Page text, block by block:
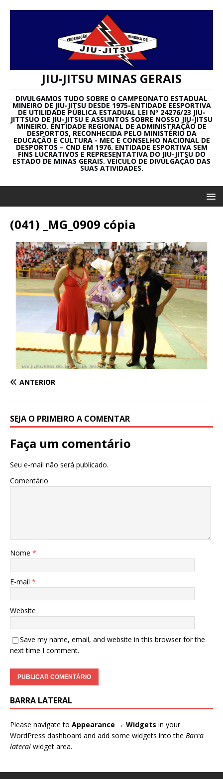
JIU-JITSU MINAS GERAIS
DIVULGAMOS TUDO SOBRE O CAMPEONATO ESTADUAL
MINEIRO DE JIU-JITSU DESDE 1975-ENTIDADE EESPORTIVA
DE UTILIDADE PÚBLICA ESTADUAL LEI Nº 24276/23 JIU-
JITTSUO DE JIU-JITSU E ASSUNTOS SOBRE NOSSO JIU-JITSU
MINEIRO. ENTIDADE REGIONAL DE ADMINISTRAÇÃO DE
DESPORTOS, RECONHECIDA PELO MINISTÉRIO DA
EDUCAÇÃO E CULTURA - MEC E CONSELHO NACIONAL DE
DESPORTOS – CND EM 1976. ENTIDADE ESPORTIVA SEM
FINS LUCRATIVOS E REPRESENTATIVA DO JIU-JITSU DO
ESTADO DE MINAS GERAIS. VEÍCULO DE DIVULGAÇÃO DAS
SUAS ATIVIDADES.
(041) _MG_0909 cópia
ANTERIOR
SEJA O PRIMEIRO A COMENTAR
Faça um comentário
Seu e-mail não será publicado.
Comentário
Nome *
E-mail *
Website
Save my name, email, and website in this browser for the
next time I comment.
BARRA LATERAL
Please navigate to Appearance → Widgets in your
WordPress dashboard and add some widgets into the Barra
lateral widget area.